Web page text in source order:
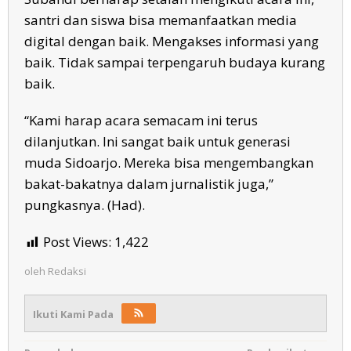
santri dan siswa bisa memanfaatkan media
digital dengan baik. Mengakses informasi yang
baik. Tidak sampai terpengaruh budaya kurang
baik.
“Kami harap acara semacam ini terus
dilanjutkan. Ini sangat baik untuk generasi
muda Sidoarjo. Mereka bisa mengembangkan
bakat-bakatnya dalam jurnalistik juga,”
pungkasnya. (Had).
Post Views: 1,422
oleh Redaksi
Ikuti Kami Pada